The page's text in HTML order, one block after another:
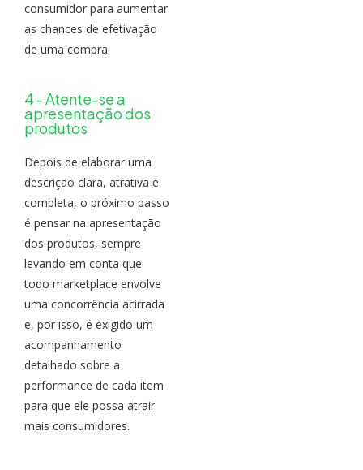
consumidor para aumentar
as chances de efetivação
de uma compra.
4 - Atente-se a
apresentação dos
produtos
Depois de elaborar uma
descrição clara, atrativa e
completa, o próximo passo
é pensar na apresentação
dos produtos, sempre
levando em conta que
todo marketplace envolve
uma concorrência acirrada
e, por isso, é exigido um
acompanhamento
detalhado sobre a
performance de cada item
para que ele possa atrair
mais consumidores.